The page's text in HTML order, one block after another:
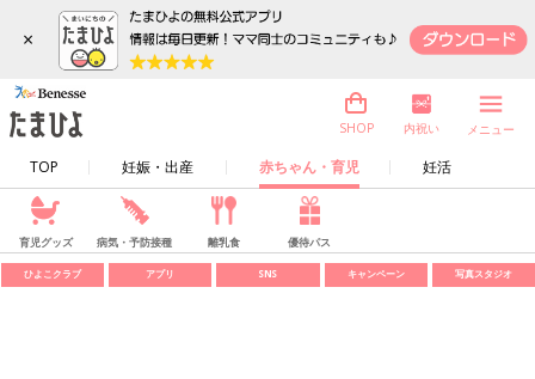
×
TOP 妊娠・出産 赤ちゃん・育児 妊活
SHOP 内祝い メニュー
育児グッズ 病気・予防接種 離乳食 優待パス
ひよこクラブ アプリ SNS キャンペーン 写真スタジオ